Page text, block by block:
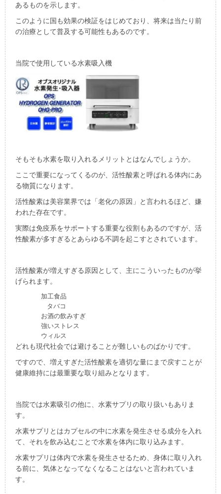
あるものを示します。
このように国も効果の検証をはじめており、将来は当たり前
の治療として普及する可能性もあるのです。
当院で使用している水素吸入機
そもそも水素を取り入れるメリットとはなんでしょうか。
ここで重要になってくるのが、活性酸素と呼ばれる体内にあ
る物質になります。
活性酸素は美容業界では「老化の原因」と言われるほど、嫌
われた存在です。
実際は免疫系をサポートする重要な役割もあるのですが、活
性酸素が多すぎるとあらゆる不調を起こすとされています。
活性酸素が増えすぎる原因として、主にこういったものが挙
げられます。
加工食品
タバコ
お酒の飲みすぎ
強いストレス
ウィルス
どれも現代社会では避けることが難しいものばかりです。
ですので、増えすぎた活性酸素を適切な量にまで戻すことが
健康維持には最重要な取り組みとなります。
当院では水素吸引の他に、水素サプリの取り扱いもありま
す。
水素サプリとはカプセルの中に水素を発生させる成分を入れ
て、それを飲み込むことで水素を体内に取り込みます。
水素サプリは体内で水素を発生させるため、身体に取り入れ
る前に、気体となってなくなることはないと言われていま
す。